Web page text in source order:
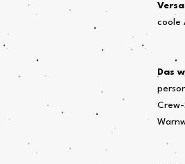
coole
Das